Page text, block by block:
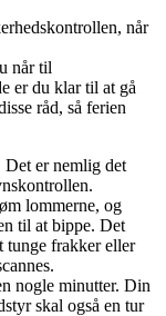
når
når til
er du klar til at gå
råd, så ferien
er nemlig det
lommerne, og
til at bippe. Det
tunge frakker eller
nogle minutter. Din
skal også en tur